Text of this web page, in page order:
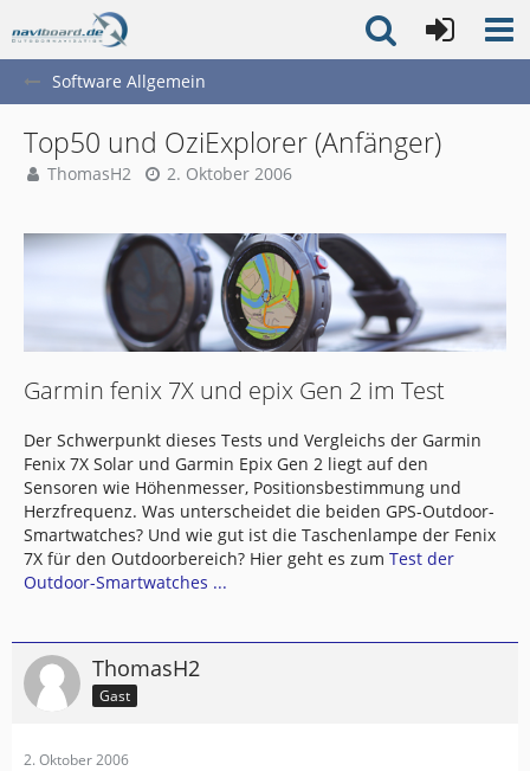
Software Allgemein
Top50 und OziExplorer (Anfänger)
ThomasH2 2. Oktober 2006
Garmin fenix 7X und epix Gen 2 im Test
Der Schwerpunkt dieses Tests und Vergleichs der Garmin
Fenix 7X Solar und Garmin Epix Gen 2 liegt auf den
Sensoren wie Höhenmesser, Positionsbestimmung und
Herzfrequenz. Was unterscheidet die beiden GPS-Outdoor-
Smartwatches? Und wie gut ist die Taschenlampe der Fenix
7X für den Outdoorbereich? Hier geht es zum Test der
Outdoor-Smartwatches ...
ThomasH2
Gast
2. Oktober 2006